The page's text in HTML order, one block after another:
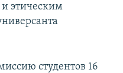
этическим
студентов 16